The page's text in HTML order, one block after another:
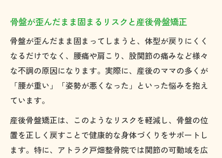
忙しい育児中でも産後骨盤矯正が続けやす
い理由
産後骨盤矯正の継続がもたらす長期的な変
化
セルフケアと並行した産後骨盤矯正の活用
腰痛や肩こり解消に役立つ産後骨盤矯正
腰痛改善に特化した産後骨盤矯正のポイン
ト
骨盤が歪んだまま固まるリスクと産後骨盤矯正
骨盤が歪んだまま固まってしまうと、体型が戻りにくく
なるだけでなく、腰痛や肩こり、股関節の痛みなど様々
な不調の原因になります。実際に、産後のママの多くが
「腰が重い」「姿勢が悪くなった」といった悩みを抱え
ています。
産後骨盤矯正は、このようなリスクを軽減し、骨盤の位
置を正しく戻すことで健康的な身体づくりをサポートし
ます。特に、アトラク戸畑整骨院では関節の可動域を広